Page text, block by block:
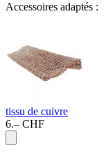
Accessoires adaptés :
tissu de cuivre
6.– CHF